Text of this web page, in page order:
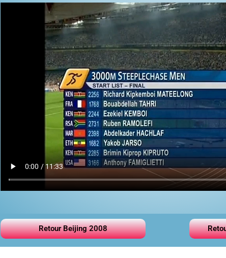
Retour Beijing 2008